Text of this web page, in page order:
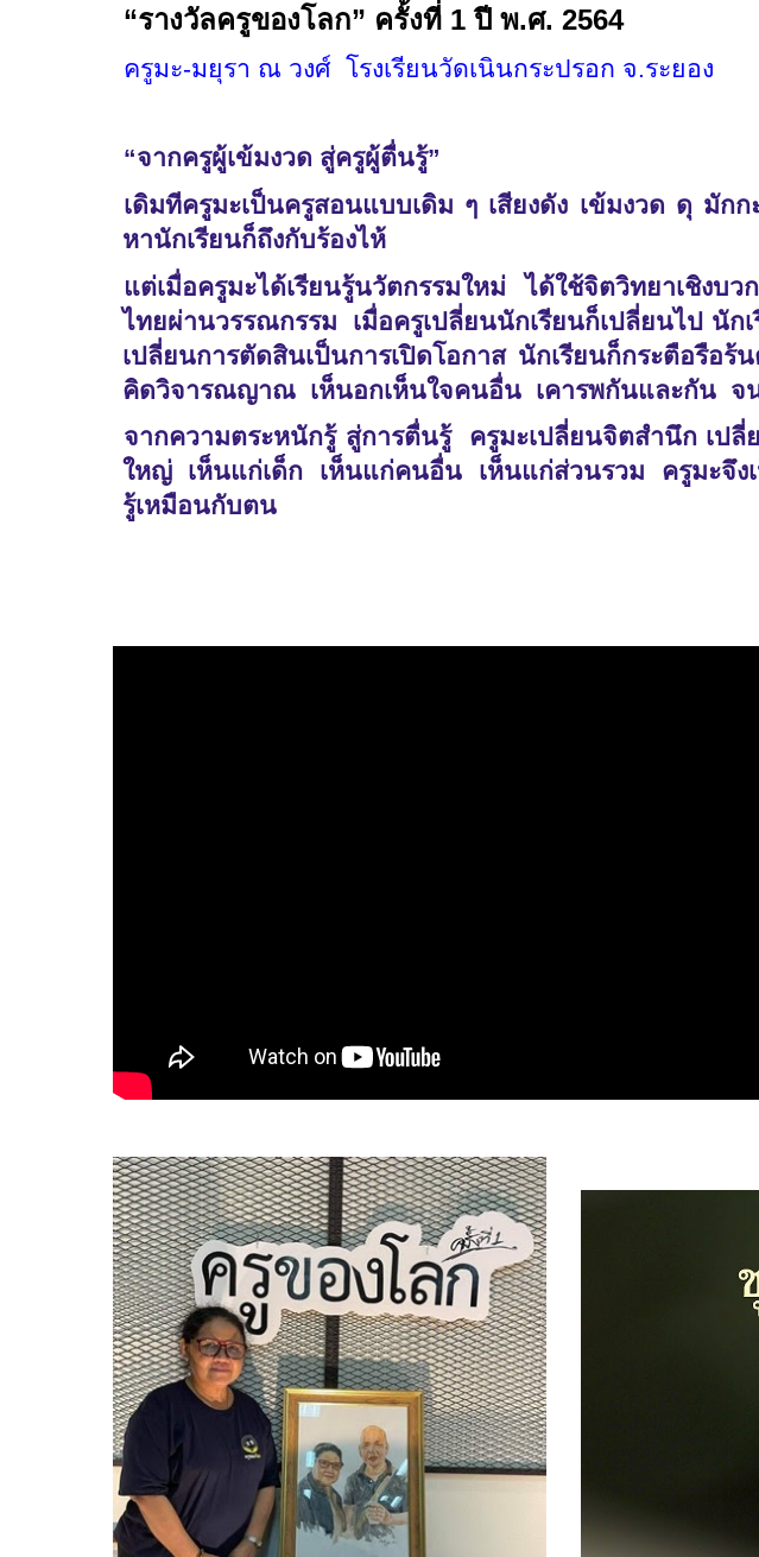
“รางวัลครูของโลก” ครั้งที่ 1 ปี พ.ศ. 2564
ครูมะ-มยุรา ณ วงศ์ โรงเรียนวัดเนินกระปรอก จ.ระยอง
“จากครูผู้เข้มงวด สู่ครูผู้ตื่นรู้”
เดิมทีครูมะเป็นครูสอนแบบเดิม ๆ เสียงดัง เข้มงวด ดุ มัก
หานักเรียนก็ถึงกับร้องไห้
แต่เมื่อครูมะได้เรียนรู้นวัตกรรมใหม่ ได้ใช้จิตวิทยาเชิงบ
ไทยผ่านวรรณกรรม เมื่อครูเปลี่ยนนักเรียนก็เปลี่ยนไป นัก
เปลี่ยนการตัดสินเป็นการเปิดโอกาส นักเรียนก็กระตือรื
คิดวิจารณญาณ เห็นอกเห็นใจคนอื่น เคารพกันและกัน จน
จากความตระหนักรู้ สู่การตื่นรู้ ครูมะเปลี่ยนจิตสำนึก เป
ใหญ่ เห็นแก่เด็ก เห็นแก่คนอื่น เห็นแก่ส่วนรวม ครูมะจึง
รู้เหมือนกับตน